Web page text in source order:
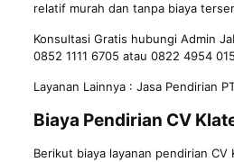
relatif murah dan tanpa biaya
Konsultasi Gratis hubungi Admin
0852 1111 6705 atau 0822 4954
Layanan Lainnya : Jasa Pendirian
Biaya Pendirian CV
Berikut biaya layanan pendirian CV